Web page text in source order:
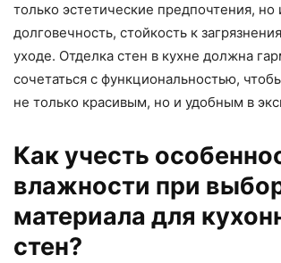
только эстетические предпочтения, но
долговечность, стойкость к
уходе. Отделка стен в кухне должна
сочетаться с функциональностью,
не только красивым, но и удобным в
Как учесть
влажности при
материала для
стен?